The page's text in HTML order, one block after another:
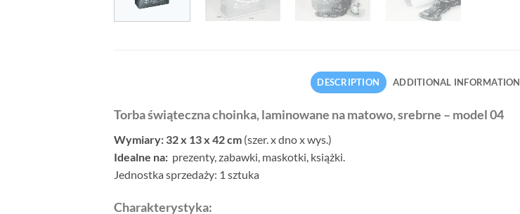
DESCRIPTION ADDITIONAL INFORMATION
Torba świąteczna choinka, laminowane na matowo, srebrne – model 04
Wymiary: 32 x 13 x 42 cm (szer. x dno x wys.)
Idealne na: prezenty, zabawki, maskotki, książki.
Jednostka sprzedaży: 1 sztuka
Charakterystyka: